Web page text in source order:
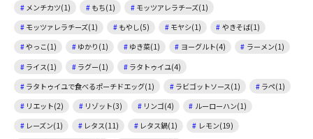
メンチカツ(1)
もち(1)
モッツアレラチーズ(1)
モッツァレラチーズ(1)
もやし(5) モヤシ(1)
やきそば(1)
やっこ(1)
ゆかり(1) ゆき菜(1) ヨーグルト(4)
ラーメン(1)
ライス(1)
ラグー(1)
ラタトゥイユ(4)
ラタトゥイユで食べるポーチドエッグ(1)
ラビゴットソース(1)
ラペ(1)
リエット(2)
リゾット(3) リンゴ(4)
ルーローハン(1)
レーズン(1)
レタス(11) レタス鍋(1)
レモン(19)